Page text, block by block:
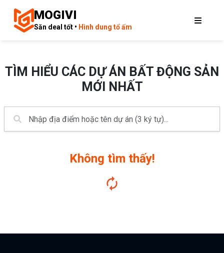
MOGIVI
Săn deal tốt • Hình dung tổ ấm
TÌM HIỂU CÁC DỰ ÁN BẤT ĐỘNG SẢN
MỚI NHẤT
Không tìm thấy!